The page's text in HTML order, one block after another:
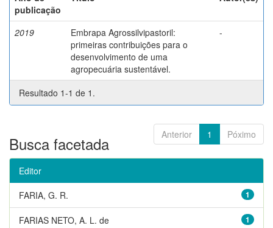
publicação
2019
Embrapa Agrossilvipastoril:
primeiras contribuições para o
desenvolvimento de uma
agropecuária sustentável.
-
Resultado 1-1 de 1.
Anterior 1 Póximo
Busca facetada
Editor
1
FARIA, G. R.
1
FARIAS NETO, A. L. de